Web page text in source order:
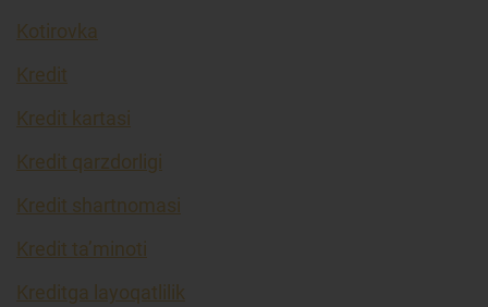
Kotirovka
Kredit
Kredit kartasi
Kredit qarzdorligi
Kredit shartnomasi
Kredit ta’minoti
Kreditga layoqatlilik